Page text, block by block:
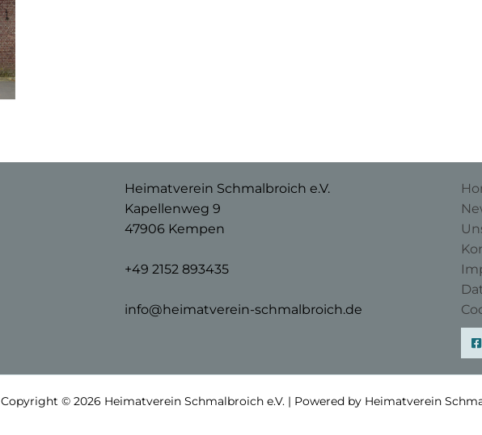
Heimatverein Schmalbroich e.V.
Kapellenweg 9
47906 Kempen
+49 2152 893435
info@heimatverein-schmalbroich.de
Copyright © 2026 Heimatverein Schmalbroich e.V. | Powered by Heimatverein